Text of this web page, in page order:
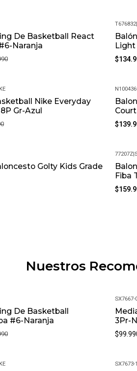
De Basketball React
Naranja
-25%
T676832|
Nike Everyday
Gr-Azul
-24%
Golty Kids Grade
-20%
77207Z|
Fiba
Nuestros
De Basketball
#6-Naranja
SX7667-
3Pr-
SX7673-